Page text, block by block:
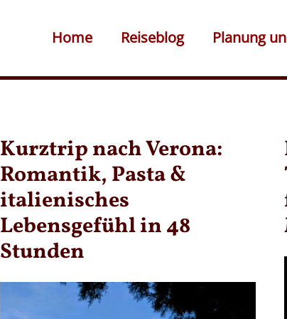
Home Reiseblog Planung
Kurztrip nach Verona:
Romantik, Pasta &
italienisches
Lebensgefühl in 48
Stunden